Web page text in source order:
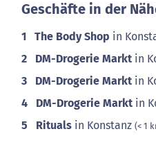
Geschäfte in der
1 The Body Shop in
2 DM-Drogerie Markt in
3 DM-Drogerie Markt in
4 DM-Drogerie Markt in
5 Rituals in Konstanz (< 1